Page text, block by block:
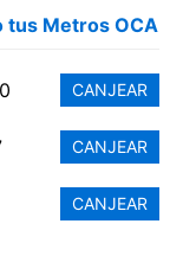
tus Metros OCA
CANJEAR
CANJEAR
CANJEAR